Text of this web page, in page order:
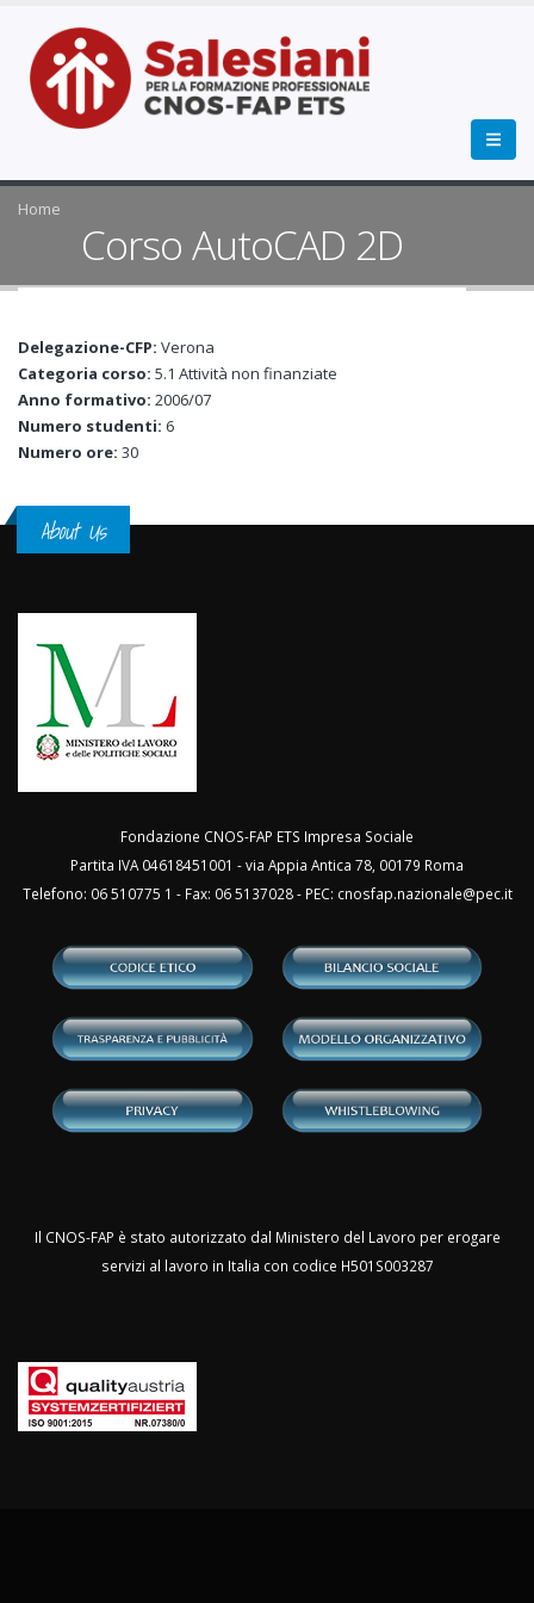
Home
Corso AutoCAD 2D
Delegazione-CFP: Verona
Categoria corso: 5.1 Attività non finanziate
Anno formativo: 2006/07
Numero studenti: 6
Numero ore: 30
About Us
Fondazione CNOS-FAP ETS Impresa Sociale
Partita IVA 04618451001 - via Appia Antica 78, 00179 Roma
Telefono: 06 510775 1 - Fax: 06 5137028 - PEC: cnosfap.nazionale@pec.it
Il CNOS-FAP è stato autorizzato dal Ministero del Lavoro per erogare
servizi al lavoro in Italia con codice H501S003287